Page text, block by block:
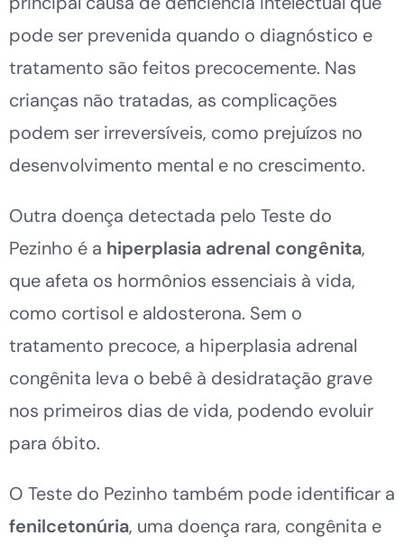
pode ser prevenida quando o diagnóstico e
tratamento são feitos precocemente. Nas
crianças não tratadas, as complicações
podem ser irreversíveis, como prejuízos no
desenvolvimento mental e no crescimento.
Outra doença detectada pelo Teste do
Pezinho é a hiperplasia adrenal congênita,
que afeta os hormônios essenciais à vida,
como cortisol e aldosterona. Sem o
tratamento precoce, a hiperplasia adrenal
congênita leva o bebê à desidratação grave
nos primeiros dias de vida, podendo evoluir
para óbito.
O Teste do Pezinho também pode identificar a
fenilcetonúria, uma doença rara, congênita e